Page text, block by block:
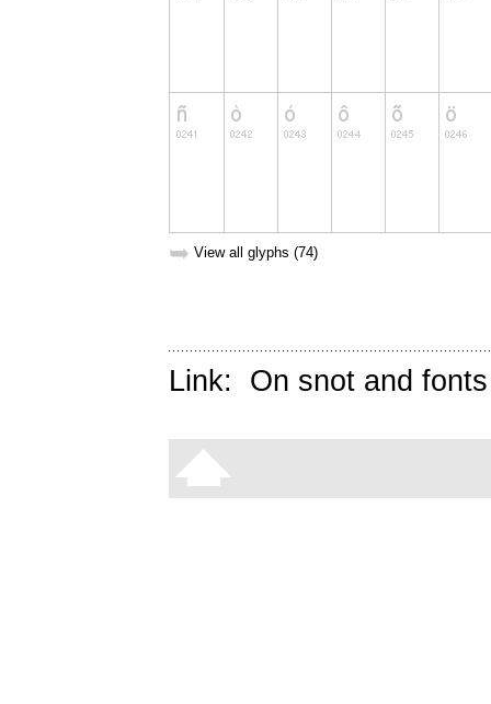
➥ View all glyphs (74)
Link: On snot and fonts